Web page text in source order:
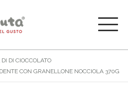
DI DI CIOCCOLATO
CON GRANELLONE NOCCIOLA 370G